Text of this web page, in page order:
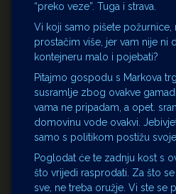
“preko veze”. Tuga i strava.
Vi koji samo pišete požurnice,
prostačim više, jer vam nije ni
kontejneru malo i pojebati?
Pitajmo gospodu s Markova
susramlje zbog ovakve
vama ne pripadam, a opet.
domovinu vode ovakvi.
samo s politikom postižu
Poglodat će te zadnju kost s
što vrijedi rasprodati. Za što
sve, ne treba oružje. Vi ste se